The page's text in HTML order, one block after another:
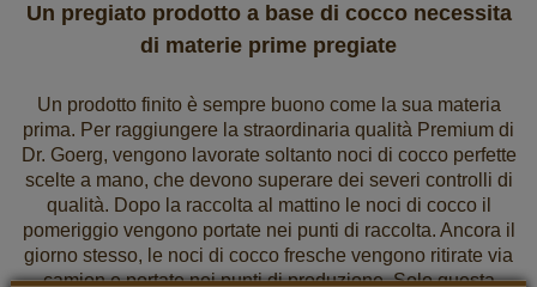
Un pregiato prodotto a base di cocco necessita
di materie prime pregiate
Un prodotto finito è sempre buono come la sua materia
prima. Per raggiungere la straordinaria qualità Premium di
Dr. Goerg, vengono lavorate soltanto noci di cocco perfette
scelte a mano, che devono superare dei severi controlli di
qualità. Dopo la raccolta al mattino le noci di cocco il
pomeriggio vengono portate nei punti di raccolta. Ancora il
giorno stesso, le noci di cocco fresche vengono ritirate via
camion e portate nei punti di produzione. Solo questa